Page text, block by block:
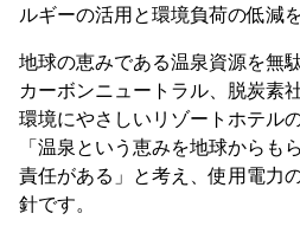
ルギーの活用と環境負荷の低減
地球の恵みである温泉資源を無
カーボンニュートラル、脱炭素
環境にやさしいリゾートホテル
「温泉という恵みを地球からも
責任がある」と考え、使用電力
針です。